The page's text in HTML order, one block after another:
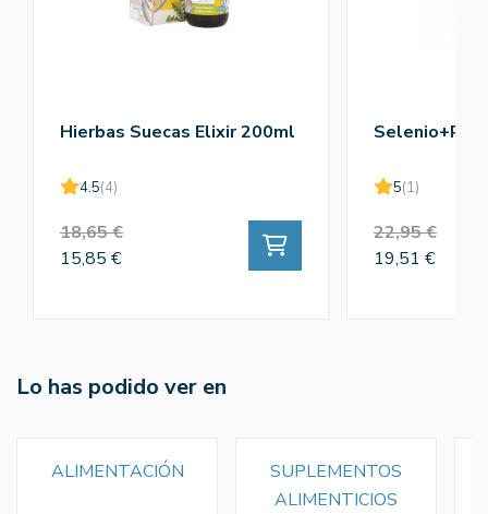
Hierbas Suecas Elixir 200ml
4.5(4)
18,65 €
15,85 €
5(1)
22,95 €
19,51 €
Lo has podido ver en
ALIMENTACIÓN
SUPLEMENTOS
ALIMENTICIOS